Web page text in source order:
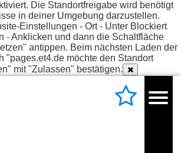
Die Standortfreigabe wird benötigt
in deiner Umgebung darzustellen.
Einstellungen - Ort - Unter Blockiert
- Anklicken und dann die Schaltfläche
antippen. Beim nächsten Laden der
"pages.et4.de möchte den Standort
mit "Zulassen" bestätigen.